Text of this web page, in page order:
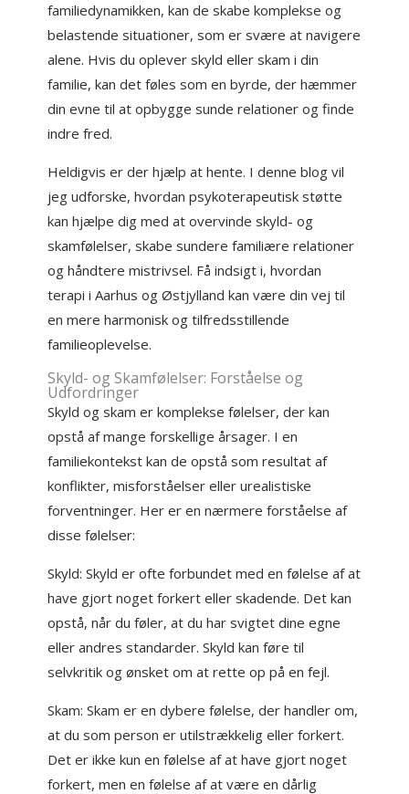
familiedynamikken, kan de skabe komplekse og
belastende situationer, som er svære at navigere
alene. Hvis du oplever skyld eller skam i din
familie, kan det føles som en byrde, der hæmmer
din evne til at opbygge sunde relationer og finde
indre fred.
Heldigvis er der hjælp at hente. I denne blog vil
jeg udforske, hvordan psykoterapeutisk støtte
kan hjælpe dig med at overvinde skyld- og
skamfølelser, skabe sundere familiære relationer
og håndtere mistrivsel. Få indsigt i, hvordan
terapi i Aarhus og Østjylland kan være din vej til
en mere harmonisk og tilfredsstillende
familieoplevelse.
Skyld- og Skamfølelser: Forståelse og
Udfordringer
Skyld og skam er komplekse følelser, der kan
opstå af mange forskellige årsager. I en
familiekontekst kan de opstå som resultat af
konflikter, misforståelser eller urealistiske
forventninger. Her er en nærmere forståelse af
disse følelser:
Skyld: Skyld er ofte forbundet med en følelse af at
have gjort noget forkert eller skadende. Det kan
opstå, når du føler, at du har svigtet dine egne
eller andres standarder. Skyld kan føre til
selvkritik og ønsket om at rette op på en fejl.
Skam: Skam er en dybere følelse, der handler om,
at du som person er utilstrækkelig eller forkert.
Det er ikke kun en følelse af at have gjort noget
forkert, men en følelse af at være en dårlig